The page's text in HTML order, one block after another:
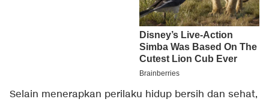
Selain menerapkan perilaku hidup bersih dan sehat,